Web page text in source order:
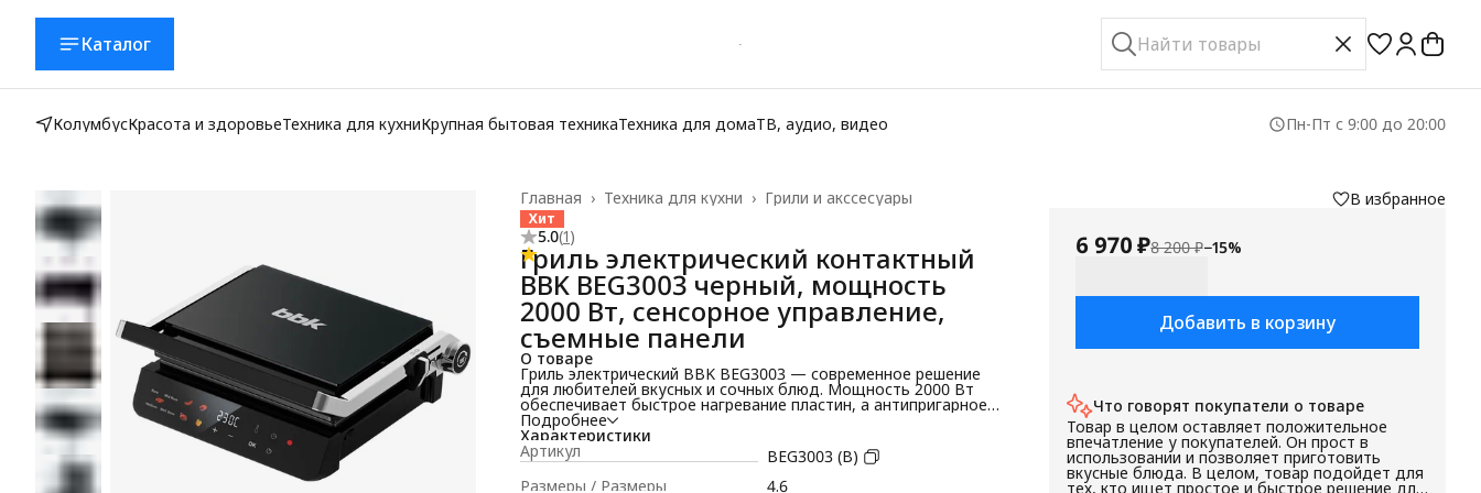
Каталог
КолумбусКрасота и здоровьеТехника для кухниКрупная бытовая техникаТехника для домаТВ, аудио, видео Пн-Пт с 9:00 до 20:00
Грили и акссесуары
Техника для кухни ›
Главная ›
Хит
5.0(1)
Гриль электрический контактный
BBK BEG3003 черный, мощность
2000 Вт, сенсорное управление,
съемные панели
О товаре
Гриль электрический BBK BEG3003 — современное решение
для любителей вкусных и сочных блюд. Мощность 2000 Вт
обеспечивает быстрое нагревание пластин, а антипригарное
покрытие гарантирует равномерное прожаривание без
лишнего масла.
Гриль электрический для дома оснащен сенсорным
управлением и LED-дисплеем, что делает приготовление
интуитивным и удобным. Функции автоматического разогрева,
Подробнее
Характеристики
Артикул
BEG3003 (B)
Размеры / Размеры
4.6
В избранное
6 970 ₽8 200 ₽−15%
Добавить в корзину
Что говорят покупатели о товаре
Товар в целом оставляет положительное
впечатление у покупателей. Он прост в
использовании и позволяет приготовить
вкусные блюда. В целом, товар подойдет для
тех, кто ищет простое и быстрое решение для